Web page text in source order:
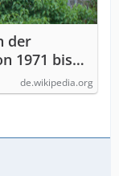
der
1971 bis
de.wikipedia.org